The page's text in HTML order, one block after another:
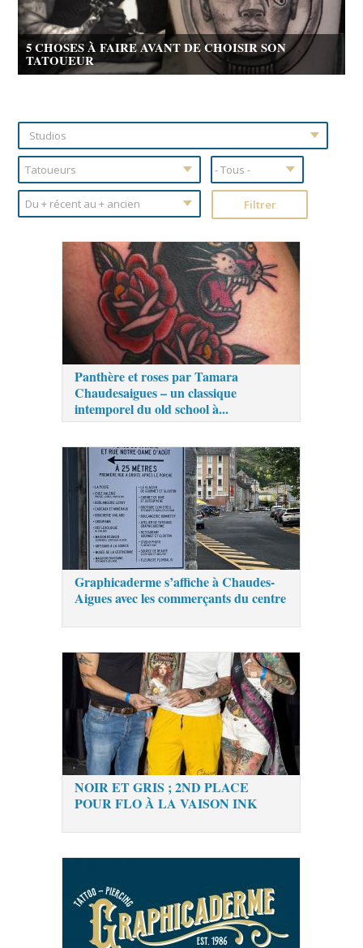
5 CHOSES À FAIRE AVANT DE CHOISIR SON
TATOUEUR
Panthère et roses par Tamara
Chaudesaigues – un classique
intemporel du old school à...
Graphicaderme s’affiche à Chaudes-
Aigues avec les commerçants du centre
NOIR ET GRIS ; 2ND PLACE
POUR FLO À LA VAISON INK